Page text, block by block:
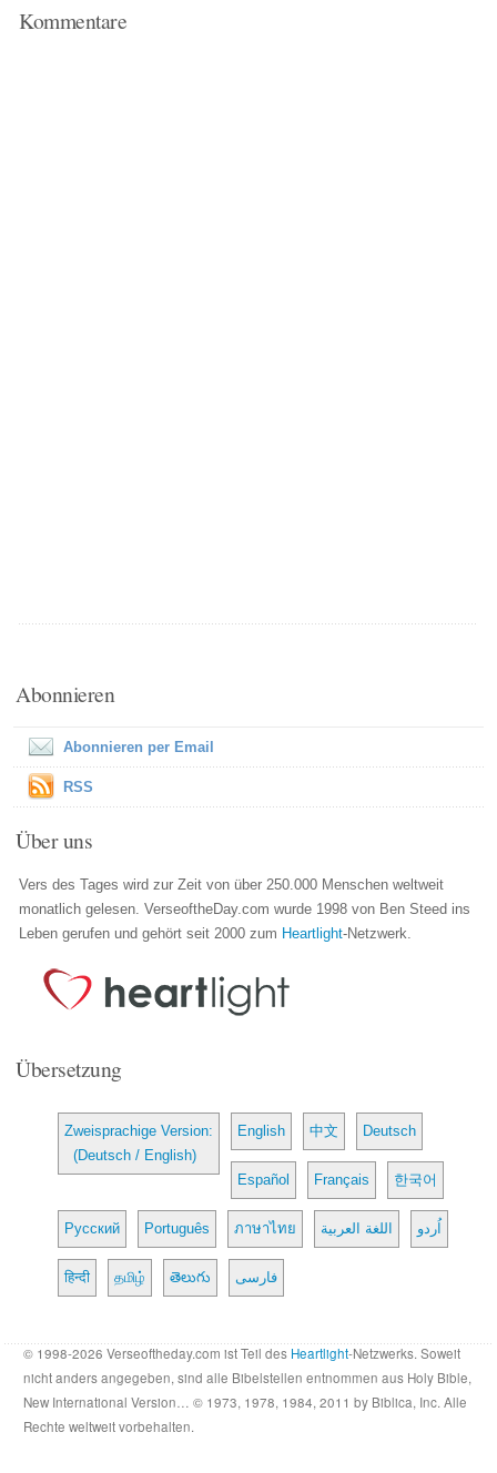
Kommentare
Abonnieren
Abonnieren per Email
RSS
Über uns
Vers des Tages wird zur Zeit von über 250.000 Menschen weltweit
monatlich gelesen. VerseoftheDay.com wurde 1998 von Ben Steed ins
Leben gerufen und gehört seit 2000 zum Heartlight-Netzwerk.
Übersetzung
Zweisprachige Version:
(Deutsch / English)
English 中文 Deutsch
Español Français 한국어
Русский Português ภาษาไทย اللغة العربية اُردو
हिन्दी தமிழ் తెలుగు فارسی
© 1998-2026 Verseoftheday.com ist Teil des Heartlight-Netzwerks. Soweit
nicht anders angegeben, sind alle Bibelstellen entnommen aus Holy Bible,
New International Version… © 1973, 1978, 1984, 2011 by Biblica, Inc. Alle
Rechte weltweit vorbehalten.